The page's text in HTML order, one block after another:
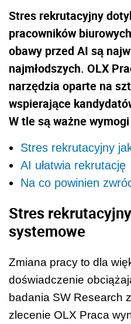
Stres rekrutacyjny
pracowników
obawy przed AI są
najmłodszych. OLX
narzędzia oparte na
wspierające
W tle są ważne
Stres rekrutacyjny
AI ułatwia rekrutację
Na co powinien
Stres
systemowe
Zmiana pracy to dla
doświadczenie
badania SW Research
zlecenie OLX Praca